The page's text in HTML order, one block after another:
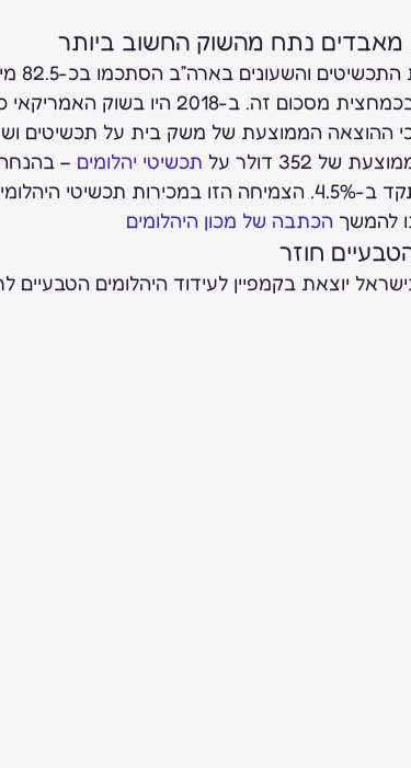
מאבדים נתח מהשוק החשוב ביותר
שנת
352 דולר על
תכשיטי יהלומים –
להמשך הכתבה של מכון היהלומים
חוזר
יוצאת בקמפיין לעידוד היהלומים הטבעיים